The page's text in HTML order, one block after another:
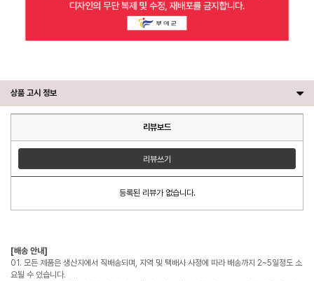
상품 고시 정보
리뷰보드
리뷰쓰기
등록된 리뷰가 없습니다.
[배송 안내]
01. 모든 제품은 생산지에서 직배송되며, 지역 및 택배사 사정에 따라 배송까지 2~5일정도 소
요될 수 있습니다.